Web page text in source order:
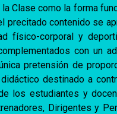
Clase como la forma
precitado contenido se
físico-corporal y
con un
pretensión de
destinado a
los estudiantes y
Dirigentes y